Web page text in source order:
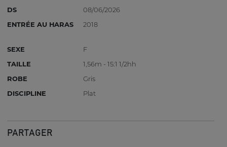
DS
08/06/2026
ENTRÉE AU HARAS
2018
SEXE
F
TAILLE
1,56m - 15:1 1/2hh
ROBE
Gris
DISCIPLINE
Plat
PARTAGER